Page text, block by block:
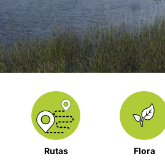
Rutas Flora